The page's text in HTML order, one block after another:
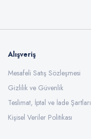
Alışveriş
Mesafeli Satış Sözleşmesi
Gizlilik ve Güvenlik
Teslimat, İptal ve İade Şartları
Kişisel Veriler Politikası